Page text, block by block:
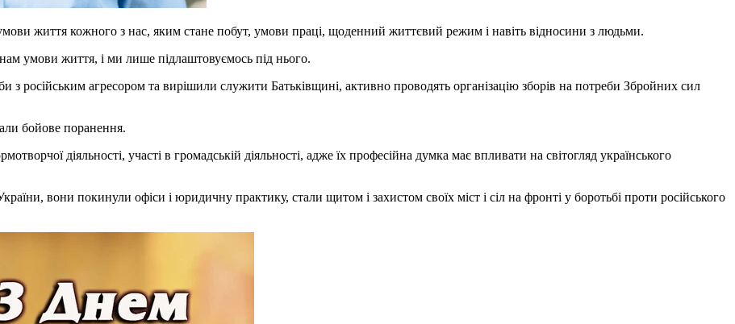
життя кожного з нас, яким стане побут, умови праці, щоденний життєвий режим і навіть відносини з людьми.
умови життя, і ми лише підлаштовуємось під нього.
з російським агресором та вирішили служити Батьківщині, активно проводять організацію зборів на потреби Збройних сил
бойове поранення.
діяльності, участі в громадській діяльності, адже їх професійна думка має впливати на світогляд українського
вони покинули офіси і юридичну практику, стали щитом і захистом своїх міст і сіл на фронті у боротьбі проти російського